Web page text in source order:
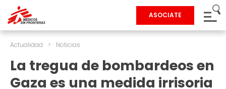
ASOCIATE
Actualidad > Noticias
La tregua de bombardeos en
Gaza es una medida irrisoria